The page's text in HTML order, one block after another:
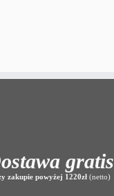
gratis
zakupie powyżej 1220zł(netto)